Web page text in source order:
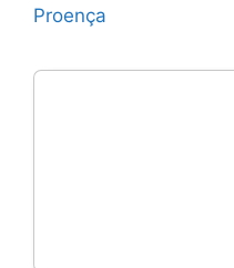
Proença